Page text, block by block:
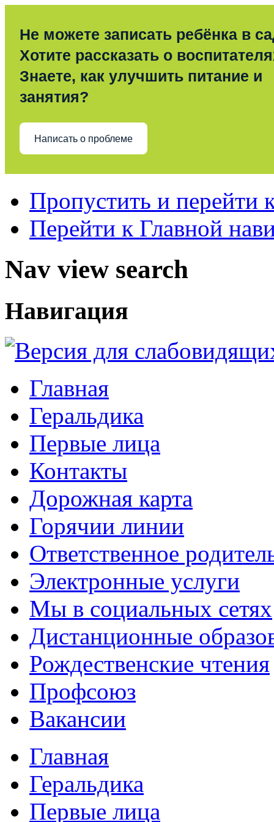
Не можете записать ребёнка в
Хотите рассказать о
Знаете, как улучшить питание и
занятия?
Написать о проблеме
Пропустить и перейти
Перейти к Главной
Nav view search
Навигация
Главная
Геральдика
Первые лица
Контакты
Дорожная карта
Горячии линии
Ответственное
Электронные услуги
Мы в социальных сетях
Дистанционные
Рождественские чтения
Профсоюз
Вакансии
Главная
Геральдика
Первые лица